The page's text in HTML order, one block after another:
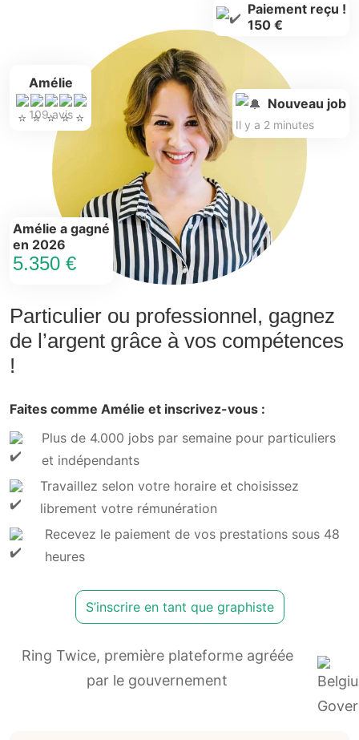
Particulier ou professionnel, gagnez
de l’argent grâce à vos compétences
!
Faites comme Amélie et inscrivez-vous :
Plus de 4.000 jobs par semaine pour particuliers
et indépendants
Travaillez selon votre horaire et choisissez
librement votre rémunération
Recevez le paiement de vos prestations sous 48
heures
S’inscrire en tant que graphiste
Amélie
109 avis
Amélie a gagné
en 2026
5.350 €
Paiement reçu !
150 €
Nouveau job
Il y a 2 minutes
Ring Twice, première plateforme agréée
par le gouvernement